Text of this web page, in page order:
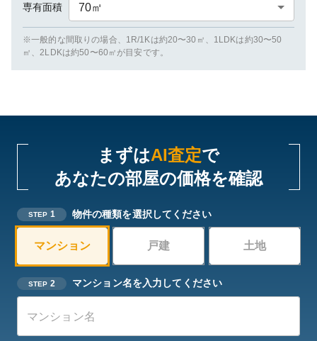
専有面積 70㎡
※一般的な間取りの場合、1R/1Kは約20〜30㎡、1LDKは約30〜50
㎡、2LDKは約50〜60㎡が目安です。
まずはAI査定で
あなたの部屋の価格を確認
STEP 1 物件の種類を選択してください
マンション 戸建 土地
STEP 2 マンション名を入力してください